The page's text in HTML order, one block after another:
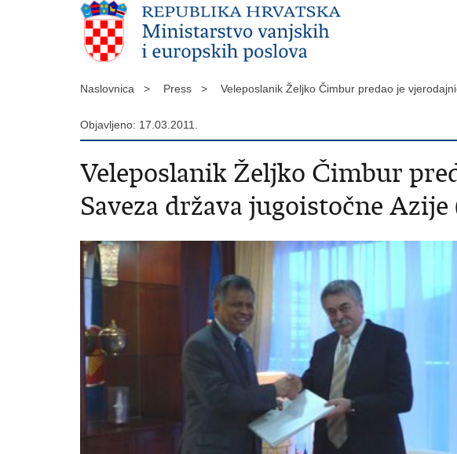
Naslovnica > Press > Veleposlanik Željko Čimbur predao je
Objavljeno: 17.03.2011.
Veleposlanik Željko Čimbur
Saveza država jugoistočne